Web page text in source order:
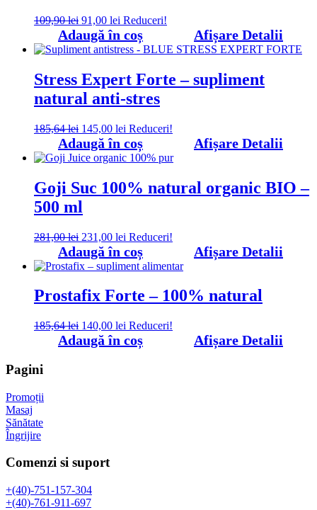
109,90lei Prețul
inițial
a
fost:
91,00 lei Prețul
curent
este:
91,00 lei.
Reduceri!
Adaugă în coș Afișare Detalii
Stress Expert Forte – supliment
natural anti-stres
185,64lei Prețul
inițial
a
fost:
145,00 lei Prețul
curent
este:
145,00 lei.
Reduceri!
Adaugă în coș Afișare Detalii
Goji Suc 100% natural organic BIO –
500 ml
281,00lei Prețul
inițial
a
fost:
281,00 lei.
231,00 lei Prețul
curent
este:
231,00 lei.
Reduceri!
Adaugă în coș Afișare Detalii
Prostafix Forte – 100% natural
185,64lei Prețul
inițial
a
140,00 lei Prețul
curent
este:
Reduceri!
Adaugă în coș Afișare Detalii
Pagini
Promoții
Masaj
Sănătate
Îngrijire
Comenzi si suport
+(40)-751-157-304
+(40)-761-911-697